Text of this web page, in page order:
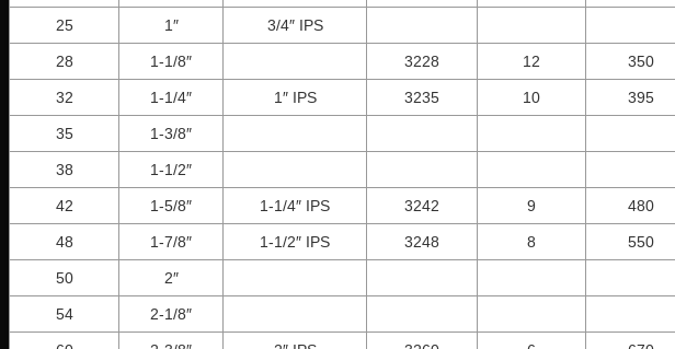
25 1″ 3/4″ IPS
28 1-1/8″ 3228 12 350
32 1-1/4″ 1″ IPS 3235 10 395
35 1-3/8″
38 1-1/2″
42 1-5/8″ 1-1/4″ IPS 3242 9 480
48 1-7/8″ 1-1/2″ IPS 3248 8 550
50 2″
54 2-1/8″